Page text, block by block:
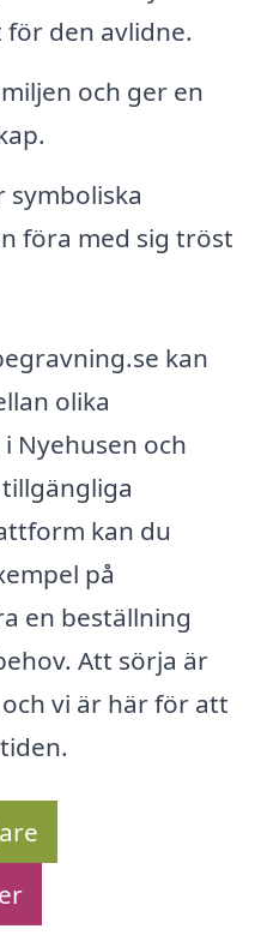
den avlidne.
och ger en
symboliska
föra med sig tröst
kan
olika
Nyehusen och
kan du
på
en beställning
Att sörja är
vi är här för att